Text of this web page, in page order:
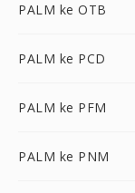
PALM ke OTB
PALM ke PCD
PALM ke PFM
PALM ke PNM